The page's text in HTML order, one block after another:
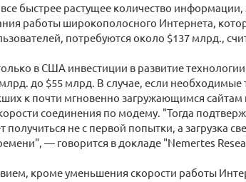
быстрее растущее количество
работы широкополосного Интернета,
потребуются около $137 млрд.,
в США инвестиции в развитие
млрд. до $55 млрд. В случае, если необходимые
к почти мгновенно загружающимся сайтам
соединения по модему. "Тогда
получиться не с первой попытки, а загрузка
— говорится в докладе "Nemertes
кроме уменьшения скорости работы